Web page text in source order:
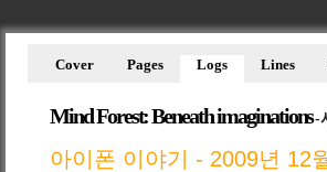
Mind Forest: Beneath imaginations-
Cover Pages Logs Lines
아이폰 이야기 - 2009년 12